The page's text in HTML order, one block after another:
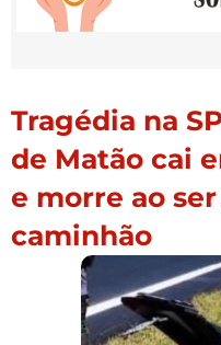
Tragédia na
de Matão cai
e morre ao
caminhão